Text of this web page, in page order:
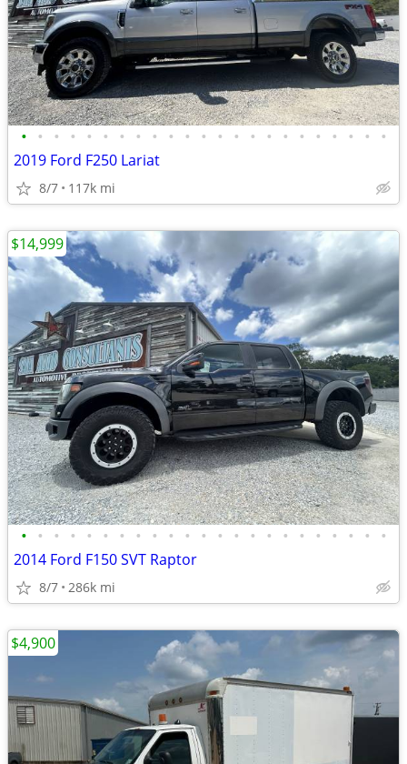
• • • • • • • • • • • • • • • • • • • • • • •
2019 Ford F250 Lariat
8/7 117k mi
• • • • • • • • • • • • • • • • • • • • • • •
2014 Ford F150 SVT Raptor
8/7 286k mi
$14,999
$4,900